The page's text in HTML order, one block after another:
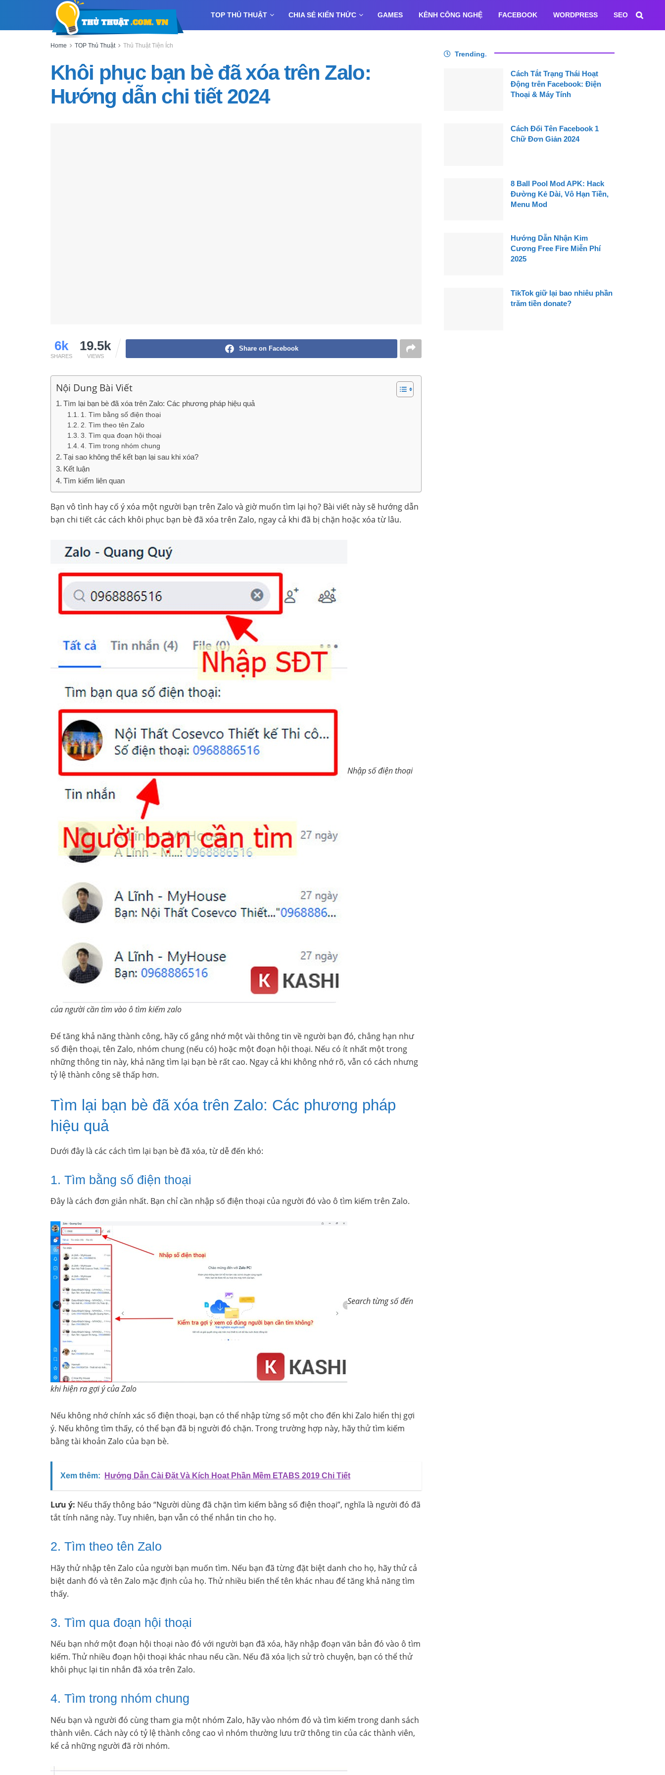
TOP THỦ THUẬT CHIA SẺ KIẾN THỨC GAMES KÊNH CÔNG NGHỆ FACEBOOK WORDPRESS SEO
Home TOP Thủ Thuật Thủ Thuật Tiện Ích
Khôi phục bạn bè đã xóa trên Zalo:
Hướng dẫn chi tiết 2024
6k
SHARES
19.5k
VIEWS
Share on Facebook
Nội Dung Bài Viết
Tìm lại bạn bè đã xóa trên Zalo: Các phương pháp hiệu quả
1. Tìm bằng số điện thoại
2. Tìm theo tên Zalo
3. Tìm qua đoạn hội thoại
4. Tìm trong nhóm chung
Tại sao không thể kết bạn lại sau khi xóa?
Kết luận
Tìm kiếm liên quan
Bạn vô tình hay cố ý xóa một người bạn trên Zalo và giờ muốn tìm lại họ? Bài viết này sẽ hướng dẫn
bạn chi tiết các cách khôi phục bạn bè đã xóa trên Zalo, ngay cả khi đã bị chặn hoặc xóa từ lâu.
Nhập số điện thoại
của người cần tìm vào ô tìm kiếm zalo
Để tăng khả năng thành công, hãy cố gắng nhớ một vài thông tin về người bạn đó, chẳng hạn như
số điện thoại, tên Zalo, nhóm chung (nếu có) hoặc một đoạn hội thoại. Nếu có ít nhất một trong
những thông tin này, khả năng tìm lại bạn bè rất cao. Ngay cả khi không nhớ rõ, vẫn có cách nhưng
tỷ lệ thành công sẽ thấp hơn.
Tìm lại bạn bè đã xóa trên Zalo: Các phương pháp
hiệu quả
Dưới đây là các cách tìm lại bạn bè đã xóa, từ dễ đến khó:
1. Tìm bằng số điện thoại
Đây là cách đơn giản nhất. Bạn chỉ cần nhập số điện thoại của người đó vào ô tìm kiếm trên Zalo.
Search từng số đến
khi hiện ra gợi ý của Zalo
Nếu không nhớ chính xác số điện thoại, bạn có thể nhập từng số một cho đến khi Zalo hiển thị gợi
ý. Nếu không tìm thấy, có thể bạn đã bị người đó chặn. Trong trường hợp này, hãy thử tìm kiếm
bằng tài khoản Zalo của bạn bè.
Xem thêm: Hướng Dẫn Cài Đặt Và Kích Hoạt Phần Mềm ETABS 2019 Chi Tiết
Lưu ý: Nếu thấy thông báo “Người dùng đã chặn tìm kiếm bằng số điện thoại”, nghĩa là người đó đã
tắt tính năng này. Tuy nhiên, bạn vẫn có thể nhắn tin cho họ.
2. Tìm theo tên Zalo
Hãy thử nhập tên Zalo của người bạn muốn tìm. Nếu bạn đã từng đặt biệt danh cho họ, hãy thử cả
biệt danh đó và tên Zalo mặc định của họ. Thử nhiều biến thể tên khác nhau để tăng khả năng tìm
thấy.
3. Tìm qua đoạn hội thoại
Nếu bạn nhớ một đoạn hội thoại nào đó với người bạn đã xóa, hãy nhập đoạn văn bản đó vào ô tìm
kiếm. Thử nhiều đoạn hội thoại khác nhau nếu cần. Nếu đã xóa lịch sử trò chuyện, bạn có thể thử
khôi phục lại tin nhắn đã xóa trên Zalo.
4. Tìm trong nhóm chung
Nếu bạn và người đó cùng tham gia một nhóm Zalo, hãy vào nhóm đó và tìm kiếm trong danh sách
thành viên. Cách này có tỷ lệ thành công cao vì nhóm thường lưu trữ thông tin của các thành viên,
kể cả những người đã rời nhóm.
Trending.
Cách Tắt Trạng Thái Hoạt
Động trên Facebook: Điện
Thoại & Máy Tính
Cách Đổi Tên Facebook 1
Chữ Đơn Giản 2024
8 Ball Pool Mod APK: Hack
Đường Kẻ Dài, Vô Hạn Tiền,
Menu Mod
Hướng Dẫn Nhận Kim
Cương Free Fire Miễn Phí
2025
TikTok giữ lại bao nhiêu phần
trăm tiền donate?